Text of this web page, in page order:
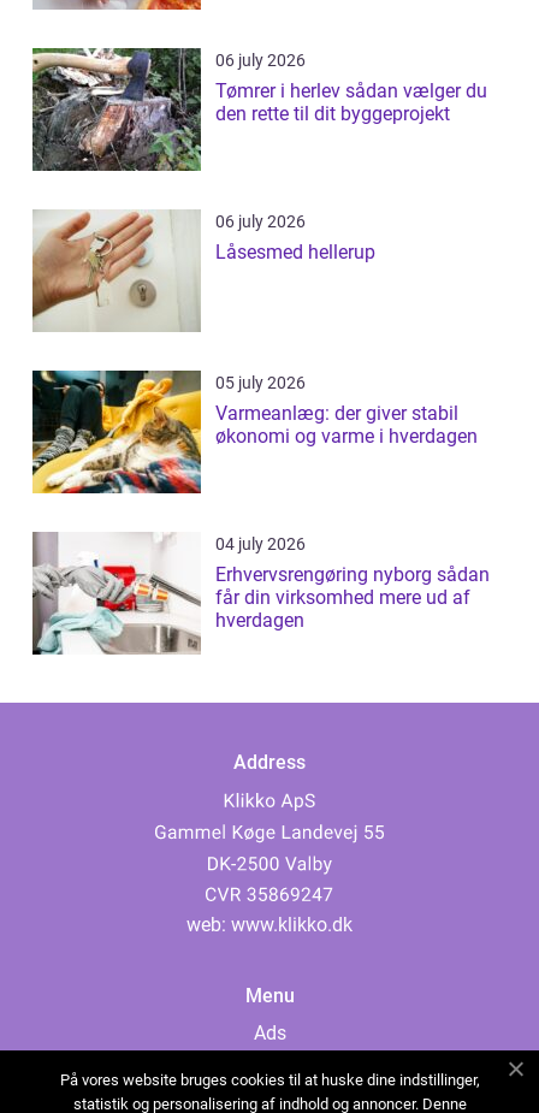
06 july 2026
Tømrer i herlev sådan vælger du
den rette til dit byggeprojekt
06 july 2026
Låsesmed hellerup
05 july 2026
Varmeanlæg: der giver stabil
økonomi og varme i hverdagen
04 july 2026
Erhvervsrengøring nyborg sådan
får din virksomhed mere ud af
hverdagen
Address
web: www.klikko.dk
Menu
Ads
Cookies
På vores website bruges cookies til at huske dine indstillinger,
statistik og personalisering af indhold og annoncer. Denne